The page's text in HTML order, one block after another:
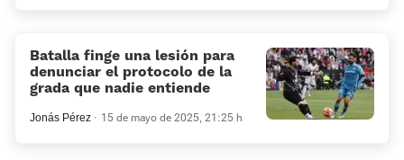
Batalla finge una lesión para
denunciar el protocolo de la
grada que nadie entiende
Jonás Pérez 15 de mayo de 2025, 21:25 h